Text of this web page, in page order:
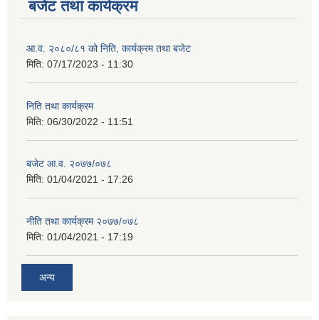
बजेट तथा कार्यक्रम
आ.व. २०८०/८१ को निति, कार्यक्रम तथा बजेट
मिति: 07/17/2023 - 11:30
निति तथा कार्यक्रम
मिति: 06/30/2022 - 11:51
बजेट आ.व. २०७७/०७८
मिति: 01/04/2021 - 17:26
नीति तथा कार्यक्रम २०७७/०७८
मिति: 01/04/2021 - 17:19
अन्य